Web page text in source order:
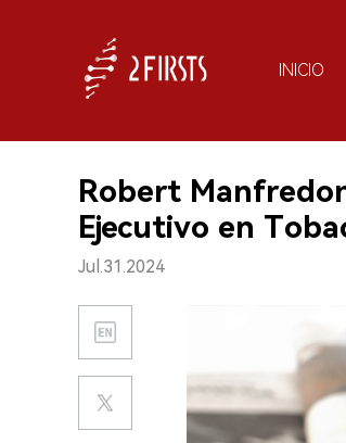
INICIO
Robert
Ejecutivo en
Jul.31.2024